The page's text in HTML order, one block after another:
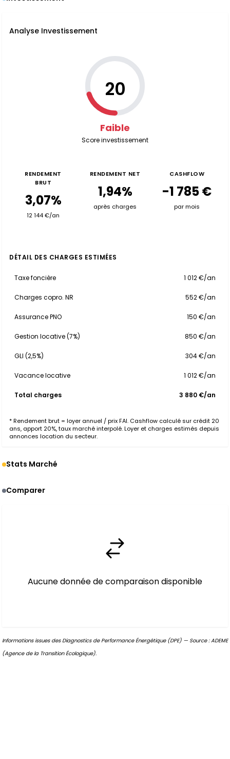
Analyse Investissement
20
Faible
Score investissement
RENDEMENT
BRUT
3,07%
12 144 €/an
RENDEMENT NET
1,94%
après charges
CASHFLOW
-1 785 €
par mois
DÉTAIL DES CHARGES ESTIMÉES
Taxe foncière 1 012 €/an
Charges copro. NR 552 €/an
Assurance PNO 150 €/an
Gestion locative (7%) 850 €/an
GLI (2,5%) 304 €/an
Vacance locative 1 012 €/an
Total charges 3 880 €/an
* Rendement brut = loyer annuel / prix FAI. Cashflow calculé sur crédit 20
ans, apport 20%, taux marché interpolé. Loyer et charges estimés depuis
annonces location du secteur.
Stats Marché
Comparer
Aucune donnée de comparaison disponible
Informations issues des Diagnostics de Performance Énergétique (DPE) — Source : ADEME
(Agence de la Transition Écologique).